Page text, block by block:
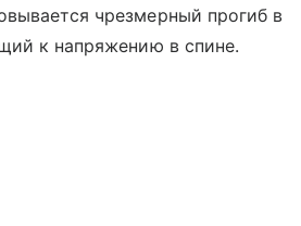
чрезмерный прогиб в
к напряжению в спине.